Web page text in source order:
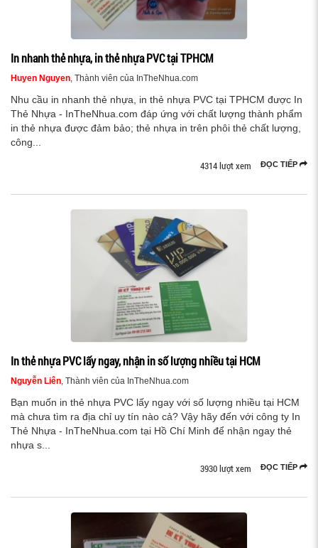
In nhanh thẻ nhựa, in thẻ nhựa PVC tại TPHCM
Huyen Nguyen, Thành viên của InTheNhua.com
Nhu cầu in nhanh thẻ nhựa, in thẻ nhựa PVC tại TPHCM được In
Thẻ Nhựa - InTheNhua.com đáp ứng với chất lượng thành phẩm
in thẻ nhựa được đảm bảo; thẻ nhựa in trên phôi thẻ chất lượng,
công...
ĐỌC TIẾP
4314 lượt xem
In thẻ nhựa PVC lấy ngay, nhận in số lượng nhiều tại HCM
Nguyễn Liên, Thành viên của InTheNhua.com
Bạn muốn in thẻ nhựa PVC lấy ngay với số lượng nhiều tại HCM
mà chưa tìm ra địa chỉ uy tín nào cả? Vậy hãy đến với công ty In
Thẻ Nhựa - InTheNhua.com tại Hồ Chí Minh để nhận ngay thẻ
nhựa s...
ĐỌC TIẾP
3930 lượt xem